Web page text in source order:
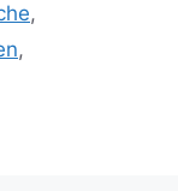
,
,